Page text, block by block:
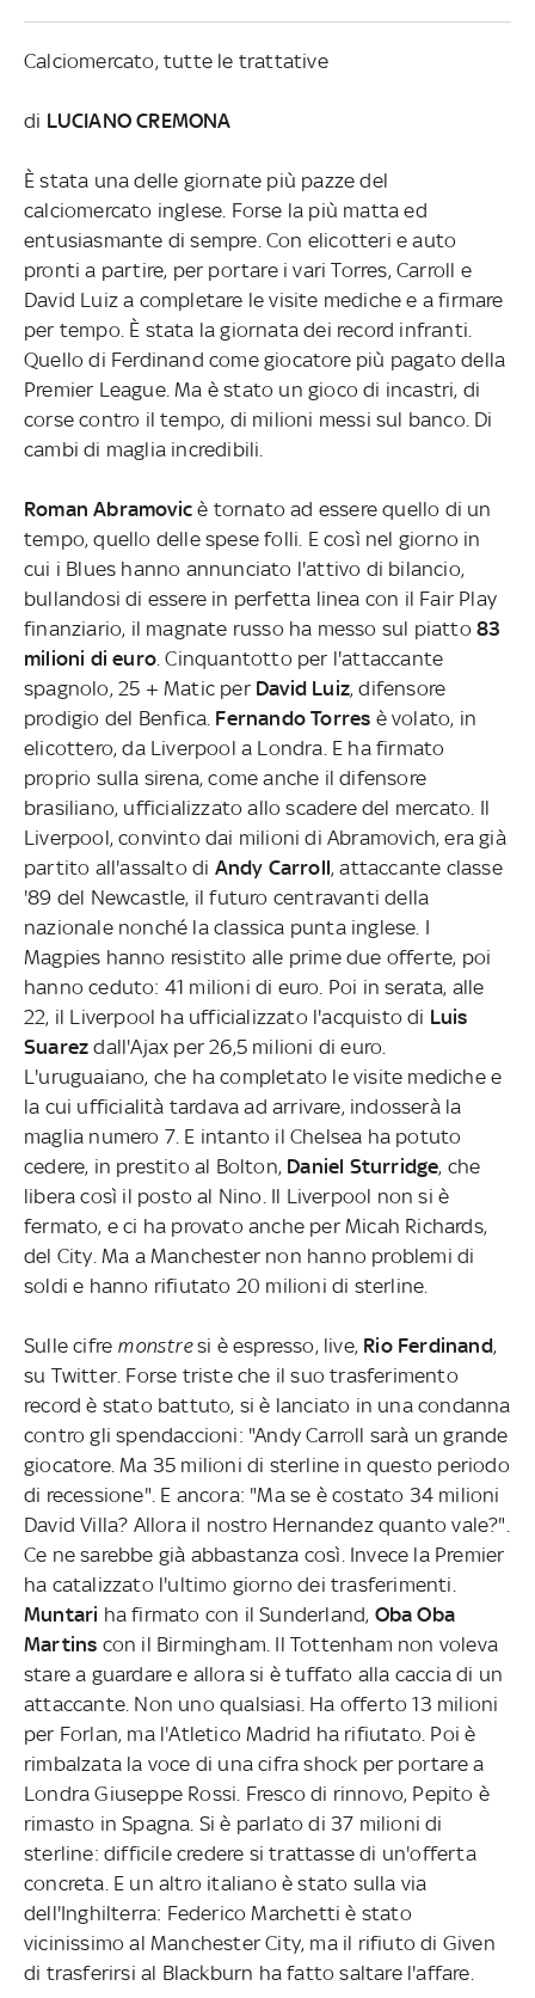
Calciomercato, tutte le trattative
di LUCIANO CREMONA
È stata una delle giornate più pazze del
calciomercato inglese. Forse la più matta ed
entusiasmante di sempre. Con elicotteri e auto
pronti a partire, per portare i vari Torres, Carroll e
David Luiz a completare le visite mediche e a firmare
per tempo. È stata la giornata dei record infranti.
Quello di Ferdinand come giocatore più pagato della
Premier League. Ma è stato un gioco di incastri, di
corse contro il tempo, di milioni messi sul banco. Di
cambi di maglia incredibili.
Roman Abramovicè tornato ad essere quello di un
tempo, quello delle spese folli. E così nel giorno in
cui i Blues hanno annunciato l'attivo di bilancio,
bullandosi di essere in perfetta linea con il Fair Play
finanziario, il magnate russo ha messo sul piatto 83
milioni di euro. Cinquantotto per l'attaccante
spagnolo, 25 + Matic per David Luiz, difensore
prodigio del Benfica. Fernando Torres è volato, in
elicottero, da Liverpool a Londra. E ha firmato
proprio sulla sirena, come anche il difensore
brasiliano, ufficializzato allo scadere del mercato. Il
Liverpool, convinto dai milioni di Abramovich, era già
partito all'assalto di Andy Carroll, attaccante classe
'89 del Newcastle, il futuro centravanti della
nazionale nonché la classica punta inglese. I
Magpies hanno resistito alle prime due offerte, poi
hanno ceduto: 41 milioni di euro. Poi in serata, alle
22, il Liverpool ha ufficializzato l'acquisto di Luis
Suarez dall'Ajax per 26,5 milioni di euro.
L'uruguaiano, che ha completato le visite mediche e
la cui ufficialità tardava ad arrivare, indosserà la
maglia numero 7. E intanto il Chelsea ha potuto
cedere, in prestito al Bolton, Daniel Sturridge, che
libera così il posto al Nino. Il Liverpool non si è
fermato, e ci ha provato anche per Micah Richards,
del City. Ma a Manchester non hanno problemi di
soldi e hanno rifiutato 20 milioni di sterline.
Sulle cifre monstresi è espresso, live, Rio Ferdinand,
su Twitter. Forse triste che il suo trasferimento
record è stato battuto, si è lanciato in una condanna
contro gli spendaccioni: "Andy Carroll sarà un grande
giocatore. Ma 35 milioni di sterline in questo periodo
di recessione". E ancora: "Ma se è costato 34 milioni
David Villa? Allora il nostro Hernandez quanto vale?".
Ce ne sarebbe già abbastanza così. Invece la Premier
ha catalizzato l'ultimo giorno dei trasferimenti.
Muntari ha firmato con il Sunderland, Oba Oba
Martins con il Birmingham. Il Tottenham non voleva
stare a guardare e allora si è tuffato alla caccia di un
attaccante. Non uno qualsiasi. Ha offerto 13 milioni
per Forlan, ma l'Atletico Madrid ha rifiutato. Poi è
rimbalzata la voce di una cifra shock per portare a
Londra Giuseppe Rossi. Fresco di rinnovo, Pepito è
rimasto in Spagna. Si è parlato di 37 milioni di
sterline: difficile credere si trattasse di un'offerta
concreta. E un altro italiano è stato sulla via
dell'Inghilterra: Federico Marchetti è stato
vicinissimo al Manchester City, ma il rifiuto di Given
di trasferirsi al Blackburn ha fatto saltare l'affare.